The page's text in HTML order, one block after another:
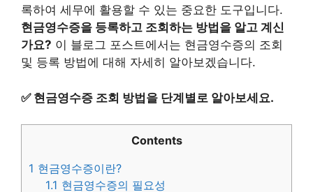
록하여 세무에 활용할 수 있는 중요한 도구입니다.
현금영수증을 등록하고 조회하는 방법을 알고 계신
가요? 이 블로그 포스트에서는 현금영수증의 조회
및 등록 방법에 대해 자세히 알아보겠습니다.
✅ 현금영수증 조회 방법을 단계별로 알아보세요.
Contents
1 현금영수증이란?
1.1 현금영수증의 필요성